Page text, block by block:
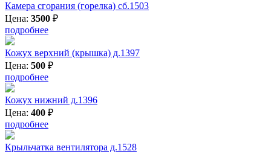
Камера сгорания (горелка) сб.1503
Цена: 3500 ₽
подробнее
Кожух верхний (крышка) д.1397
Цена: 500 ₽
подробнее
Кожух нижний д.1396
Цена: 400 ₽
подробнее
Крыльчатка вентилятора д.1528